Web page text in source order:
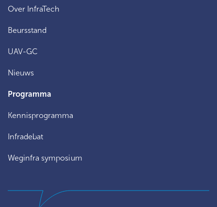
Over InfraTech
Beursstand
UAV-GC
Nieuws
Programma
Kennisprogramma
Infradebat
Weginfra symposium